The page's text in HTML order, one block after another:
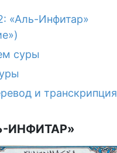
«Аль-Инфитар»
суры
и транскрипция
ИНФИТАР»